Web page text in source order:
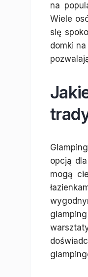
na
Wiele
się
domki
opcją
mogą